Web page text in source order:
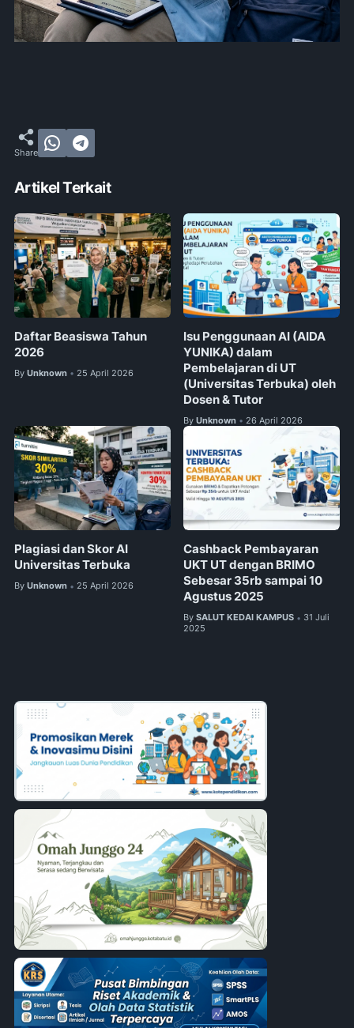
Artikel Terkait
Daftar Beasiswa Tahun
2026
By Unknown • 25 April 2026
Isu Penggunaan AI (AIDA
YUNIKA) dalam
Pembelajaran di UT
(Universitas Terbuka) oleh
Dosen & Tutor
By Unknown • 26 April 2026
Plagiasi dan Skor AI
Universitas Terbuka
By Unknown • 25 April 2026
Cashback Pembayaran
UKT UT dengan BRIMO
Sebesar 35rb sampai 10
Agustus 2025
By SALUT KEDAI KAMPUS • 31 Juli
2025